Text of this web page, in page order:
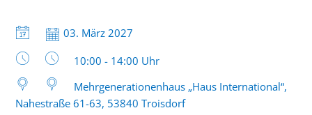
Uhr
Datum:
03. März 2027
Uhrzeit:
10:00 - 14:00 Uhr
Mehrgenerationenhaus „Haus International“,
Nahestraße 61-63, 53840 Troisdorf